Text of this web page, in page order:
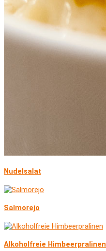
Nudelsalat
Salmorejo
Alkoholfreie Himbeerpralinen